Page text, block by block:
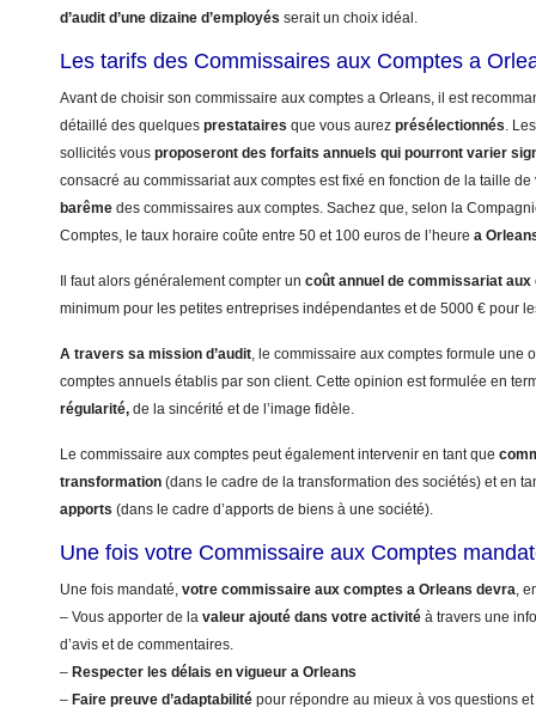
d’audit d’une dizaine d’employés serait un choix idéal.
Les tarifs des Commissaires aux Comptes a
Avant de choisir son commissaire aux comptes a Orleans, il est
détaillé des quelques prestataires que vous aurez présélectionnés.
sollicités vous proposeront des forfaits annuels qui pourront varier
consacré au commissariat aux comptes est fixé en fonction de la taille
barême des commissaires aux comptes. Sachez que, selon la
Comptes, le taux horaire coûte entre 50 et 100 euros de l’heure a
Il faut alors généralement compter un coût annuel de commissariat aux
minimum pour les petites entreprises indépendantes et de 5000 € pour
A travers sa mission d’audit, le commissaire aux comptes formule une
comptes annuels établis par son client. Cette opinion est formulée en
régularité, de la sincérité et de l’image fidèle.
Le commissaire aux comptes peut également intervenir en tant que
transformation (dans le cadre de la transformation des sociétés) et en
apports (dans le cadre d’apports de biens à une société).
Une fois votre Commissaire aux Comptes
Une fois mandaté, votre commissaire aux comptes a Orleans devra,
– Vous apporter de la valeur ajouté dans votre activité à travers une
d’avis et de commentaires.
– Respecter les délais en vigueur a Orleans
– Faire preuve d’adaptabilité pour répondre au mieux à vos questions